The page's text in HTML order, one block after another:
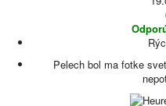
Pelech bol ma fotke